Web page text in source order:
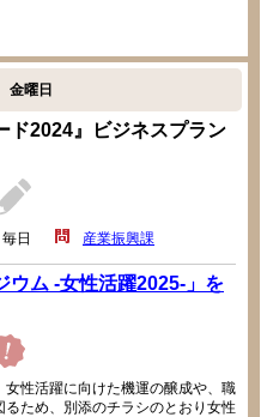
金曜日
ド2024』ビジネスプラン
日 産業振興課
ウム -女性活躍2025-」を
性活躍に向けた機運の醸成や、職
ため、別添のチラシのとおり女性